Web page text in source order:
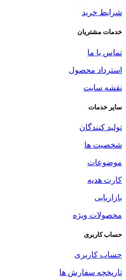
شرایط خرید
خدمات مشتریان
تماس با ما
استرداد محصول
نقشه سایت
سایر خدمات
تولید کنندگان
شخصیت ها
موضوعات
کارت هدیه
بازاریابی
محصولات ویژه
حساب کاربری
حساب کاربری
تاریخچه سفارش ها